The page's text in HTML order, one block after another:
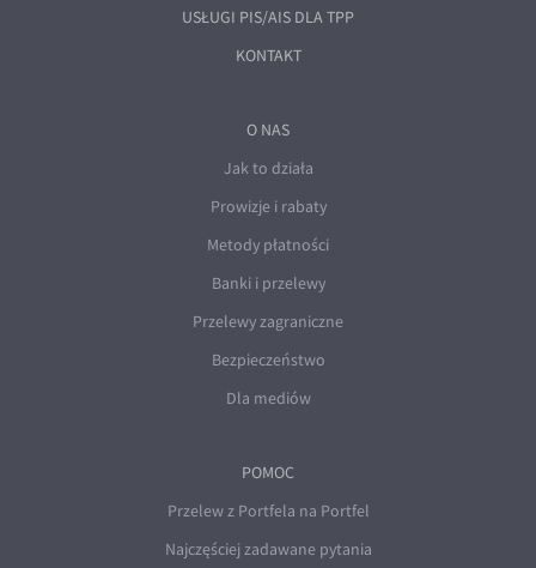
USŁUGI PIS/AIS DLA TPP
KONTAKT
O NAS
Jak to działa
Prowizje i rabaty
Metody płatności
Banki i przelewy
Przelewy zagraniczne
Bezpieczeństwo
Dla mediów
POMOC
Przelew z Portfela na Portfel
Najczęściej zadawane pytania